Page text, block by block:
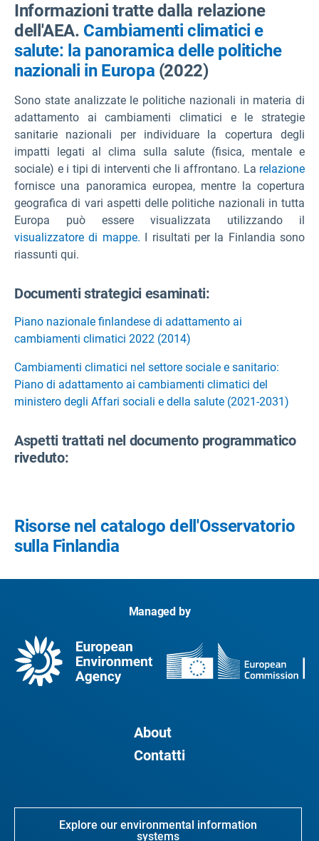
Informazioni tratte dalla relazione
dell'AEA. Cambiamenti climatici e
salute: la panoramica delle politiche
nazionali in Europa (2022)
Sono state analizzate le politiche nazionali in materia di
adattamento ai cambiamenti climatici e le strategie
sanitarie nazionali per individuare la copertura degli
impatti legati al clima sulla salute (fisica, mentale e
sociale) e i tipi di interventi che li affrontano. La relazione
fornisce una panoramica europea, mentre la copertura
geografica di vari aspetti delle politiche nazionali in tutta
Europa può essere visualizzata utilizzando il
visualizzatore di mappe. I risultati per la Finlandia sono
riassunti qui.
Documenti strategici esaminati:
Piano nazionale finlandese di adattamento ai
cambiamenti climatici 2022 (2014)
Cambiamenti climatici nel settore sociale e sanitario:
Piano di adattamento ai cambiamenti climatici del
ministero degli Affari sociali e della salute (2021-2031)
Aspetti trattati nel documento programmatico
riveduto:
Risorse nel catalogo dell'Osservatorio
sulla Finlandia
Managed by
About
Contatti
Explore our environmental information
systems